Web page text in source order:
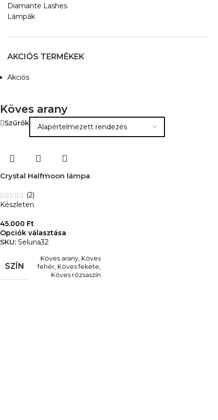
Diamante Lashes
Lámpák
AKCIÓS TERMÉKEK
Akciós
Köves arany
Szűrők
Crystal Halfmoon lámpa
(2)
Készleten
45.000 Ft
Opciók választása
SKU: Seluna32
SZÍN
Köves arany, Köves
fehér, Köves fekete,
Köves rózsaszín